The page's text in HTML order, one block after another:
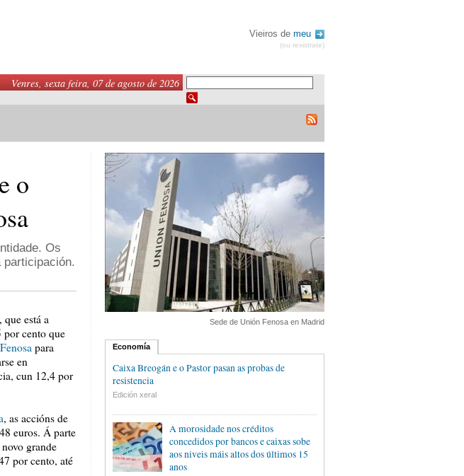
Vieiros de meu
(ou rexistrate)
Venres, sexta feira, 07 de agosto de 2026
o
Os
participación.
que está a
por cento que
para
en
cun 12,4 por
, as accións de
euros. Á parte
grande
por cento, até
Sede de Unión Fenosa en Madrid
Economía
Caixa Breogán e o Pastor pasan as probas de
resistencia
Edición xeral
A morosidade nos créditos
concedidos por bancos e caixas sobe
aos niveis máis altos dos últimos 15
anos